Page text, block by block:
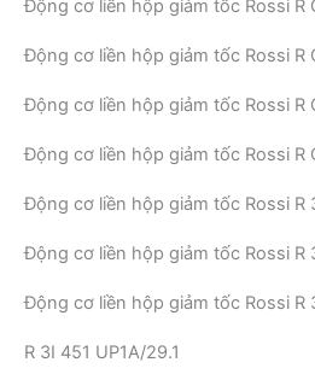
Động cơ liền hộp giảm tốc Rossi R
Động cơ liền hộp giảm tốc Rossi R
Động cơ liền hộp giảm tốc Rossi R
Động cơ liền hộp giảm tốc Rossi R
Động cơ liền hộp giảm tốc Rossi R
Động cơ liền hộp giảm tốc Rossi R
Động cơ liền hộp giảm tốc Rossi R
R 3I 451 UP1A/29.1